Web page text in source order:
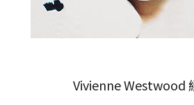
Vivienne Westwood